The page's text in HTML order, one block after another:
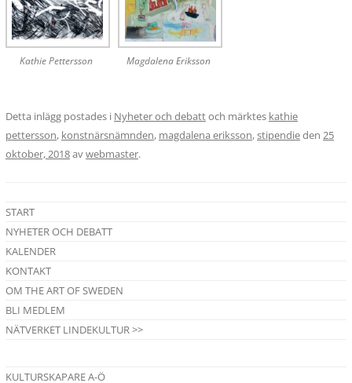
Kathie Pettersson Magdalena Eriksson
Detta inlägg postades i Nyheter och debattoch märktes kathie
pettersson, konstnärsnämnden, magdalena eriksson,stipendieden 25
oktober, 2018avwebmaster.
START
NYHETER OCH DEBATT
KALENDER
KONTAKT
OM THE ART OF SWEDEN
BLI MEDLEM
NÄTVERKET LINDEKULTUR >>
KULTURSKAPARE A-Ö